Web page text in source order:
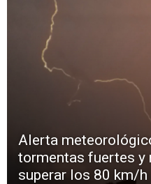
Alerta
tormentas fuertes y
superar los 80 km/h